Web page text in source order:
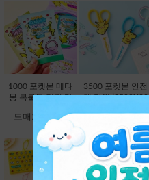
1000 포켓몬 메타
몽 복불복 키링 마
00X60EA) [C1-13
2204]
도매회원전용
3500 포켓몬 안전
캡 가위 (3500X20